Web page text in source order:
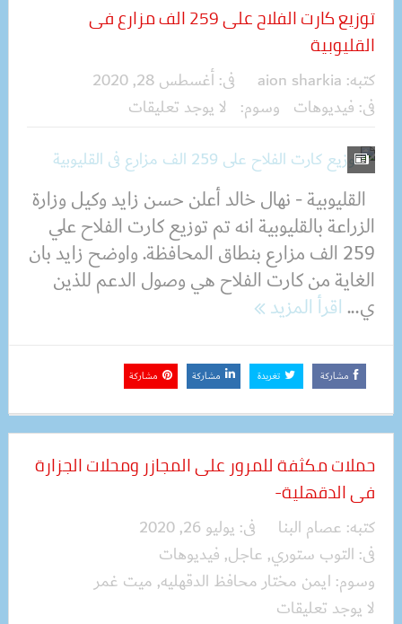
توزيع كارت الفلاح على 259 الف مزارع فى
القليوبية
كتبه: aion sharkia فى:أغسطس 28, 2020
فى: فيديوهات وسوم: لا يوجد تعليقات
القليوبية - نهال خالد أعلن حسن زايد وكيل وزارة
الزراعة بالقليوبية انه تم توزيع كارت الفلاح علي
259 الف مزارع بنطاق المحافظة. واوضح زايد بان
الغاية من كارت الفلاح هي وصول الدعم للذين
ي...اقرأ المزيد
مشاركة تغريدة مشاركة مشاركة
حملات مكثفة للمرور على المجازر ومحلات الجزارة
فى الدقهلية-
كتبه: عصام البنا فى: يوليو 26, 2020
فى: التوب ستوري, عاجل, فيديوهات
وسوم: ايمن مختار محافظ الدقهليه, ميت غمر
لا يوجد تعليقات